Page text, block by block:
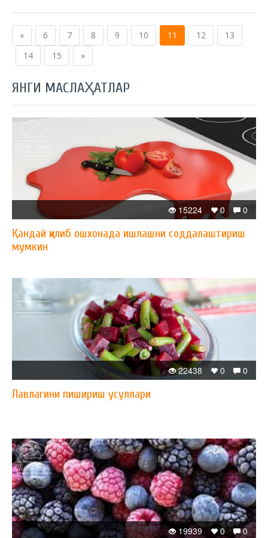
« 6 7 8 9 10 11 12
13
14
15 »
ЯНГИ МАСЛАҲАТЛАР
0
0
15224
Қандай қилиб ошхонада ишлашни соддалаштириш
мумкин
0
0
22438
Лавлагини пишириш усуллари
0
0
19939